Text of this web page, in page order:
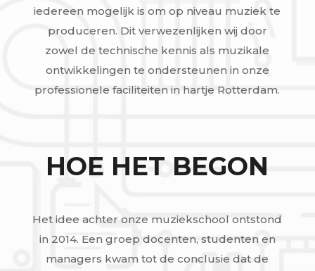
iedereen mogelijk is om op niveau muziek te
produceren. Dit verwezenlijken wij door
zowel de technische kennis als muzikale
ontwikkelingen te ondersteunen in onze
professionele faciliteiten in hartje Rotterdam.
HOE HET BEGON
Het idee achter onze muziekschool ontstond
in 2014. Een groep docenten, studenten en
managers kwam tot de conclusie dat de